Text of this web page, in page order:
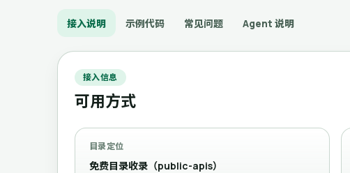
接入说明 示例代码 常见问题 Agent 说明
接入信息
可用方式
目录定位
免费目录收录（public-apis）